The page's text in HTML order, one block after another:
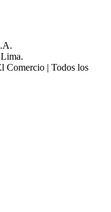
Comercio | Todos los